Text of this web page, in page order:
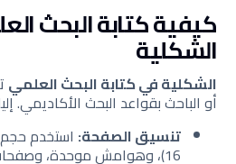
كيفية كتابة البحث
الشكلية
الشكلية في كتابة البحث العلمي
أو الباحث بقواعد البحث الأكاديمي.
تنسيق الصفحة:
16)، وهوامش موحدة، وصفحات مرقمة.